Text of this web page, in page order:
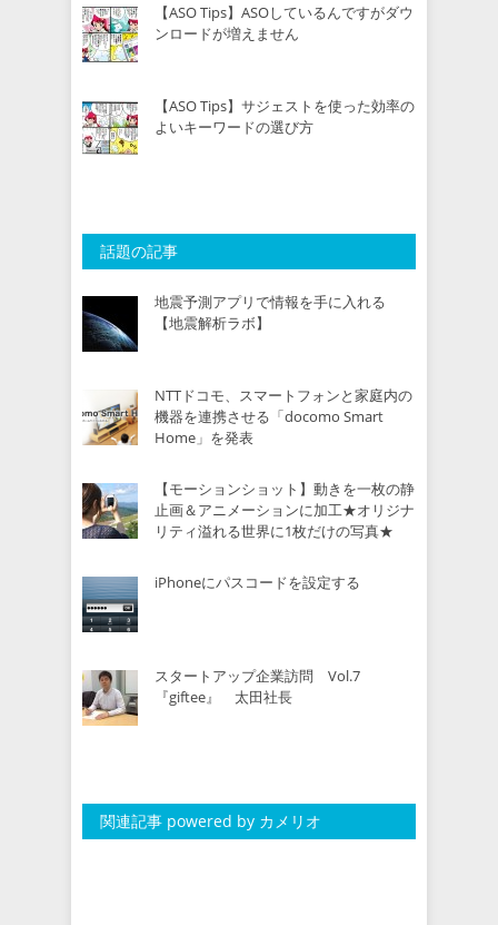
【ASO Tips】ASOしているんですがダウ
ンロードが増えません
【ASO Tips】サジェストを使った効率の
よいキーワードの選び方
話題の記事
地震予測アプリで情報を手に入れる
【地震解析ラボ】
NTTドコモ、スマートフォンと家庭内の
機器を連携させる「docomo Smart
Home」を発表
【モーションショット】動きを一枚の静
止画＆アニメーションに加工★オリジナ
リティ溢れる世界に1枚だけの写真★
iPhoneにパスコードを設定する
スタートアップ企業訪問 Vol.7
『giftee』 太田社長
関連記事 powered by カメリオ